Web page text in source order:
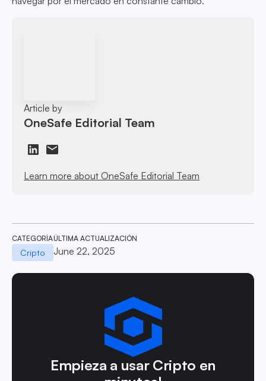
Article by
OneSafe Editorial Team
Learn more about OneSafe Editorial Team
CATEGORÍA
Cripto
ÚLTIMA ACTUALIZACIÓN
June 22, 2025
Empieza a usar Cripto en